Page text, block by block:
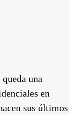
una
en
sus últimos